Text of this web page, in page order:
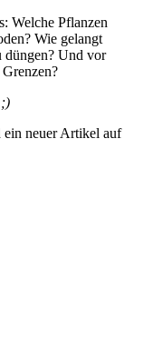
Welche Pflanzen
Wie gelangt
düngen? Und vor
ein neuer Artikel auf